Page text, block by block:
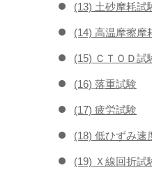
(13) 土砂摩耗試
(14) 高温摩擦摩
(15) ＣＴＯＤ試
(16) 落重試験
(17) 疲労試験
(18) 低ひずみ速
(19) Ｘ線回折試